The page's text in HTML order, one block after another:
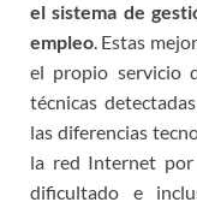
el sistema de
empleo . Estas
el propio servicio
técnicas
las diferencias
la red Internet por
dificultado e